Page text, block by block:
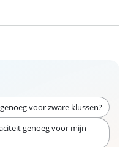
voor zware klussen?
genoeg voor mijn